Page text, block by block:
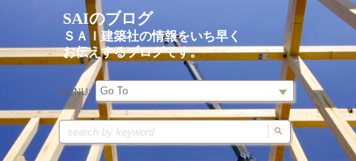
SAIのブログ
ＳＡＩ建築社の情報をいち早く
お伝えするブログです。
MENU: